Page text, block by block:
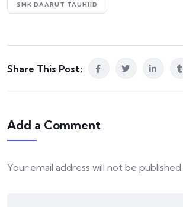
SMK DAARUT TAUHIID
Share This Post:
Add a Comment
Your email address will not be published.